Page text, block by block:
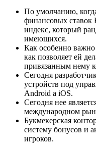
По умолчанию,
финансовых ставок
индекс, который
имеющихся.
Как особенно
как позволяет ей
привязанным нему
Сегодня
устройств под
Android а iOS.
Сегодня нее
международном
Букмекерская
систему бонусов и
игроков.